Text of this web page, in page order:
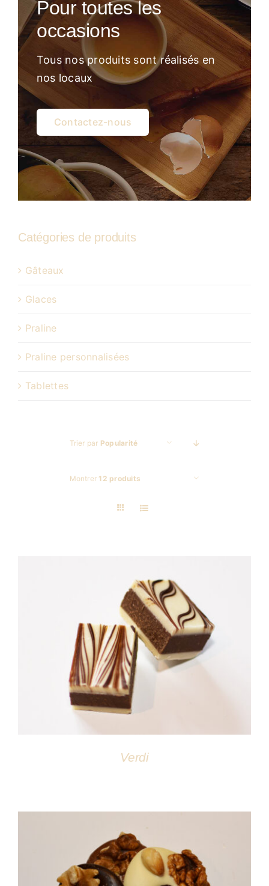
Atelier
Pour toutes les
occasions
Tous nos produits sont réalisés en
nos locaux
Contactez-nous
Catégories de produits
Gâteaux
Glaces
Praline
Praline personnalisées
Tablettes
Trier par Popularité
Montrer12 produits
DÉTAILS
Verdi